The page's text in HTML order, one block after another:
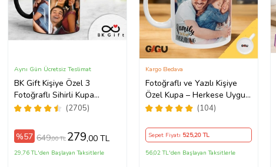
BK Gift Kişiye Özel 3
Fotoğraflı Sihirli Kupa
Bardak, Arkadaşa Hediye,
(2705)
Aynı Gün Ücretsiz Teslimat
%57 649,00 TL 279,00 TL
29,76 TL'den Başlayan Taksitlerle
Fotoğraflı ve Yazılı Kişiye
Özel Kupa – Herkese Uygun
Anlamlı Hediye Porselen(104)
Kargo Bedava
Sepet Fiyatı 525,20 TL
56,02 TL'den Başlayan Taksitlerle